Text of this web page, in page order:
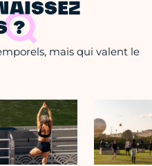
?
mais qui valent le